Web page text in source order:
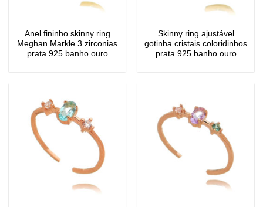
Anel fininho skinny ring
Meghan Markle 3 zirconias
prata 925 banho ouro
Skinny ring ajustável
gotinha cristais coloridinhos
prata 925 banho ouro